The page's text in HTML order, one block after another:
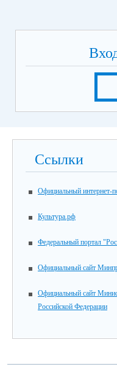
Ссылки
Официальный интернет-
Культура.рф
Федеральный портал
Официальный сайт
Официальный сайт
Российской Федерации